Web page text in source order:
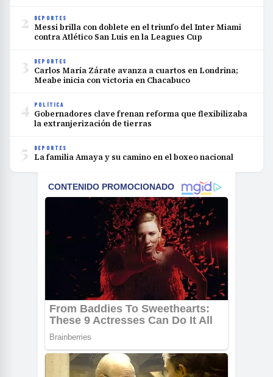
2 DEPORTES
Messi brilla con doblete en el triunfo del Inter Miami
contra Atlético San Luis en la Leagues Cup
3 DEPORTES
Carlos María Zárate avanza a cuartos en Londrina;
Meabe inicia con victoria en Chacabuco
4 POLÍTICA
Gobernadores clave frenan reforma que flexibilizaba
la extranjerización de tierras
5 DEPORTES
La familia Amaya y su camino en el boxeo nacional